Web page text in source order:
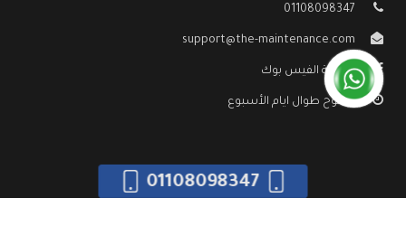
01108098347
support@the-maintenance.com
صفحة الفيس بوك
مفتوح طوال ايام الأسبوع
01108098347